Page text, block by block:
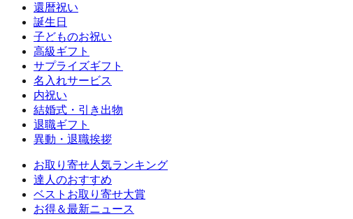
還暦祝い
誕生日
子どものお祝い
高級ギフト
サプライズギフト
名入れサービス
内祝い
結婚式・引き出物
退職ギフト
異動・退職挨拶
お取り寄せ人気ランキング
達人のおすすめ
ベストお取り寄せ大賞
お得＆最新ニュース